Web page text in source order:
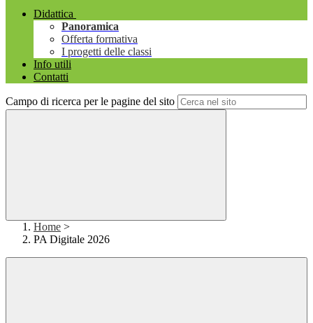
Didattica
Panoramica
Offerta formativa
I progetti delle classi
Info utili
Contatti
Campo di ricerca per le pagine del sito
Home >
PA Digitale 2026